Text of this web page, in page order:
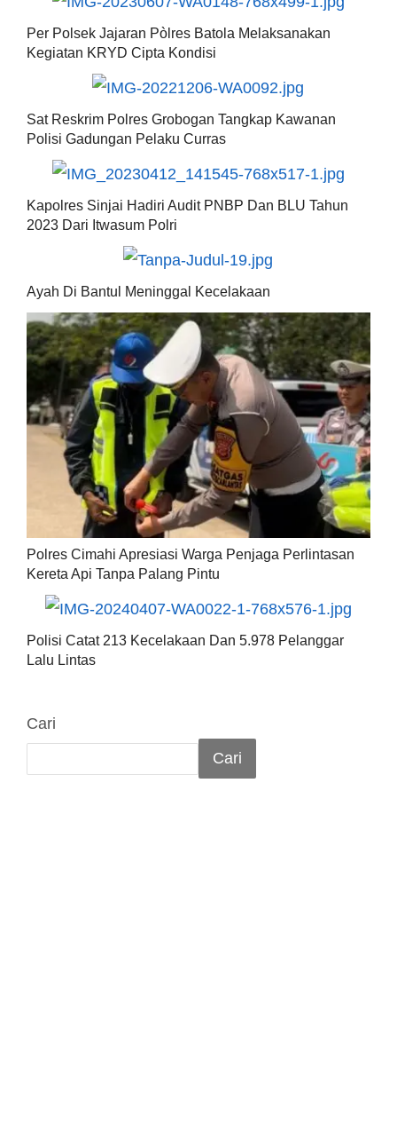
Per Polsek Jajaran Pòlres Batola Melaksanakan
Kegiatan KRYD Cipta Kondisi
Sat Reskrim Polres Grobogan Tangkap Kawanan
Polisi Gadungan Pelaku Curras
Kapolres Sinjai Hadiri Audit PNBP Dan BLU Tahun
2023 Dari Itwasum Polri
Ayah Di Bantul Meninggal Kecelakaan
Polres Cimahi Apresiasi Warga Penjaga Perlintasan
Kereta Api Tanpa Palang Pintu
Polisi Catat 213 Kecelakaan Dan 5.978 Pelanggar
Lalu Lintas
Cari
Cari